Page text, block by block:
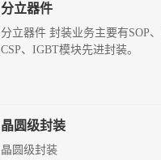
分立器件
分立器件 封装业务主要有SOP
CSP、IGBT模块先进封装。
晶圆级封装
晶圆级封装